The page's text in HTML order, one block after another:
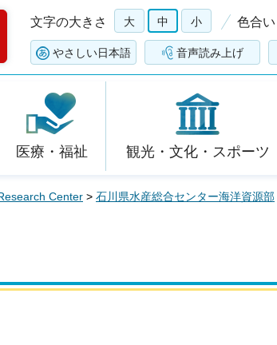
文字の大きさ 大 中 小 色合い
やさしい日本語 音声読み上げ
医療・福祉 観光・文化・スポーツ
Center > 石川県水産総合センター海洋資源部